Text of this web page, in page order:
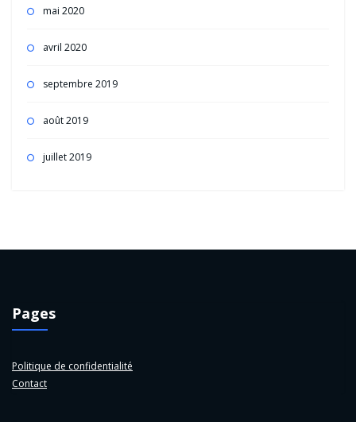
mai 2020
avril 2020
septembre 2019
août 2019
juillet 2019
Pages
Politique de confidentialité
Contact